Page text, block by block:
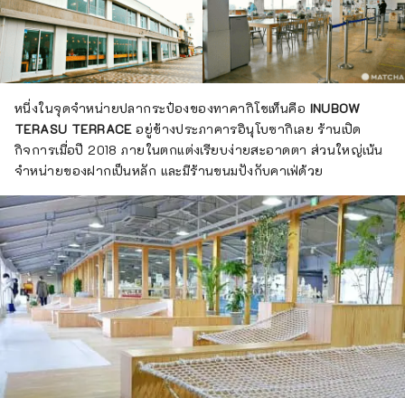
หนึ่งในจุดจำหน่ายปลากระป๋องของทาคากิโชเท็นคือ INUBOW
TERASU TERRACE อยู่ข้างประภาคารอินุโบซากิเลย ร้านเปิด
กิจการเมื่อปี 2018 ภายในตกแต่งเรียบง่ายสะอาดตา ส่วนใหญ่เน้น
จำหน่ายของฝากเป็นหลัก และมีร้านขนมปังกับคาเฟ่ด้วย